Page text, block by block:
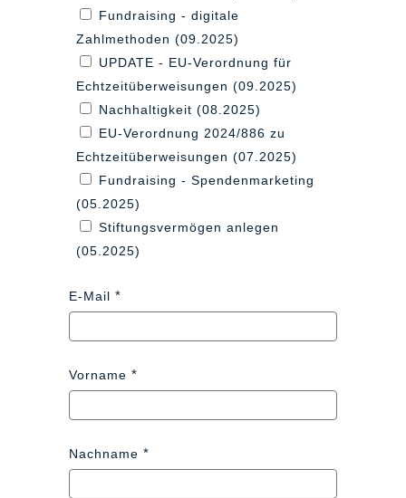
Fundraising - digitale
Zahlmethoden (09.2025)
UPDATE - EU-Verordnung für
Echtzeitüberweisungen (09.2025)
Nachhaltigkeit (08.2025)
EU-Verordnung 2024/886 zu
Echtzeitüberweisungen (07.2025)
Fundraising - Spendenmarketing
(05.2025)
Stiftungsvermögen anlegen
(05.2025)
E-Mail
Vorname
Nachname